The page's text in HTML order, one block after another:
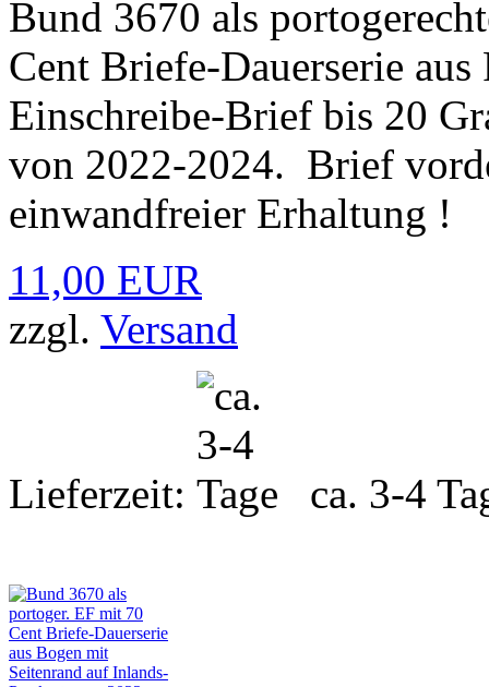
Bund 3670 als
Cent Briefe-Dauerserie
Einschreibe-Brief bis 20
von 2022-2024. Brief
einwandfreier Erhaltung !
11,00 EUR
zzgl. Versand
Lieferzeit: ca. 3-4